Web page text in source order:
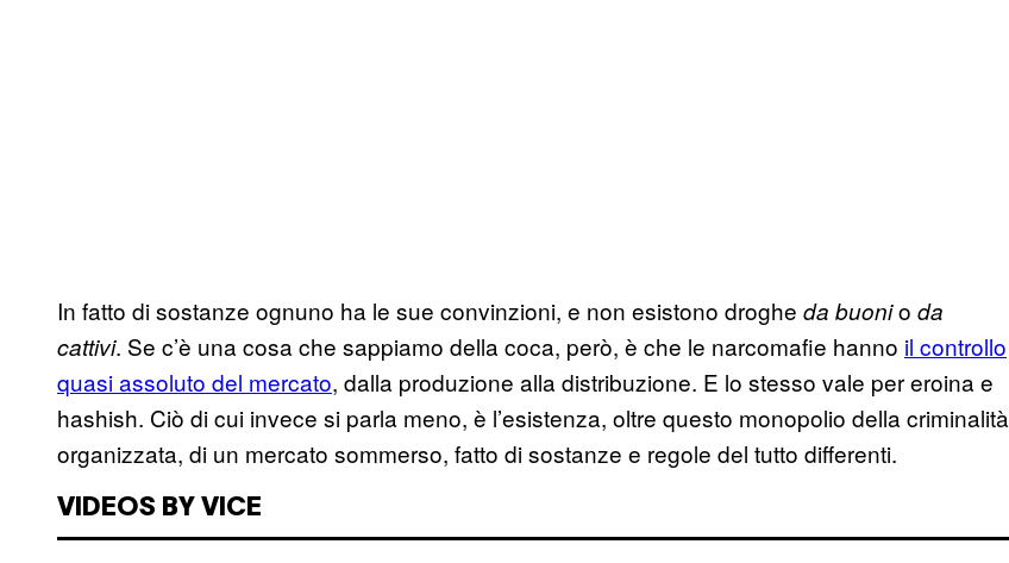
In fatto di sostanze ognuno ha le sue convinzioni, e non esistono droghe da buonio da
cattivi. Se c’è una cosa che sappiamo della coca, però, è che le narcomafie hanno il controllo
quasi assoluto del mercato, dalla produzione alla distribuzione. E lo stesso vale per eroina e
hashish. Ciò di cui invece si parla meno, è l’esistenza, oltre questo monopolio della criminalità
organizzata, di un mercato sommerso, fatto di sostanze e regole del tutto differenti.
VIDEOS BY VICE